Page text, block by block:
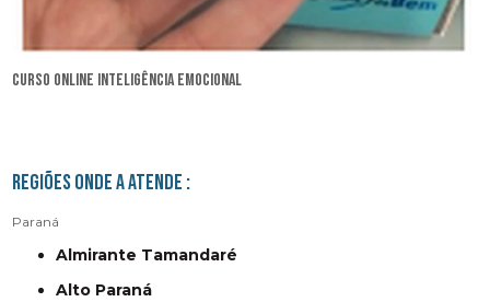
curso online inteligência emocional
Regiões onde a atende :
Paraná
Almirante Tamandaré
Alto Paraná